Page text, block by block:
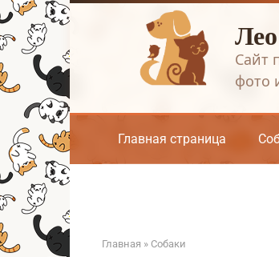
Перейти
к
контенту
Сайт
фото
Главная страница
Главная » Собаки